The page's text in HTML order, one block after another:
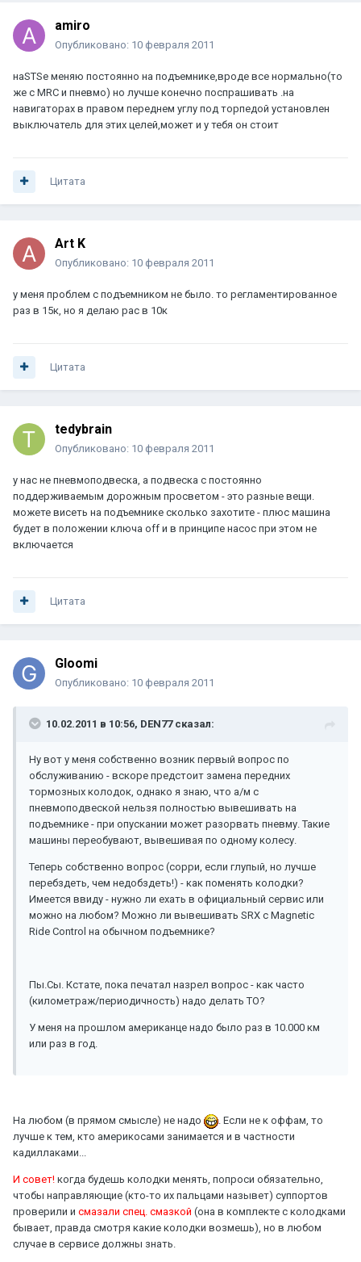
amiro
Опубликовано: 10 февраля 2011
наSTSе меняю постоянно на подъемнике,вроде все нормально(то
же с MRC и пневмо) но лучше конечно поспрашивать .на
навигаторах в правом переднем углу под торпедой установлен
выключатель для этих целей,может и у тебя он стоит
Цитата
Art K
Опубликовано: 10 февраля 2011
у меня проблем с подъемником не было. то регламентированное
раз в 15к, но я делаю рас в 10к
Цитата
tedybrain
Опубликовано: 10 февраля 2011
у нас не пневмоподвеска, а подвеска с постоянно
поддерживаемым дорожным просветом - это разные вещи.
можете висеть на подъемнике сколько захотите - плюс машина
будет в положении ключа off и в принципе насос при этом не
включается
Цитата
Gloomi
Опубликовано: 10 февраля 2011
10.02.2011 в 10:56, DEN77 сказал:
Ну вот у меня собственно возник первый вопрос по
обслуживанию - вскоре предстоит замена передних
тормозных колодок, однако я знаю, что а/м с
пневмоподвеской нельзя полностью вывешивать на
подъемнике - при опускании может разорвать пневму. Такие
машины переобувают, вывешивая по одному колесу.
Теперь собственно вопрос (сорри, если глупый, но лучше
перебздеть, чем недобздеть!) - как поменять колодки?
Имеется ввиду - нужно ли ехать в официальный сервис или
можно на любом? Можно ли вывешивать SRX с Magnetic
Ride Control на обычном подъемнике?
Пы.Сы. Кстате, пока печатал назрел вопрос - как часто
(километраж/периодичность) надо делать ТО?
У меня на прошлом американце надо было раз в 10.000 км
или раз в год.
На любом (в прямом смысле) не надо
. Если не к оффам, то
лучше к тем, кто америкосами занимается и в частности
кадиллаками...
И совет! когда будешь колодки менять, попроси обязательно,
чтобы направляющие (кто-то их пальцами назывет) суппортов
проверили и смазали спец. смазкой (она в комплекте с колодками
бывает, правда смотря какие колодки возмешь), но в любом
случае в сервисе должны знать.